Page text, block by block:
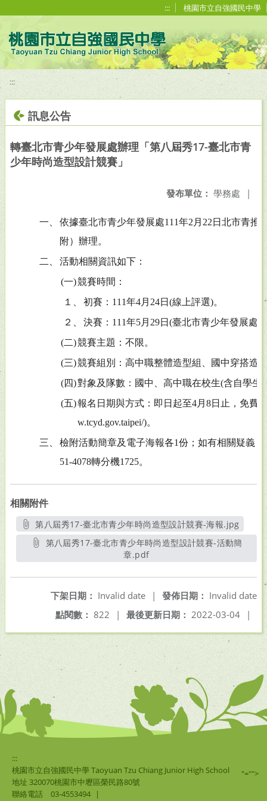
::: 桃園市立自強國民中學
:::
訊息公告
轉臺北市青少年發展處辦理「第八屆秀17-臺北市青
少年時尚造型設計競賽」
發布單位： 學務處 |
一、
依據臺北市青少年發展處111年2月22日北市青推
附）辦理。
二、
活動相關資訊如下：
(一)競賽時間：
１、
初賽：111年4月24日(線上評選)。
２、
決賽：111年5月29日(臺北市青少年發展處
(二)競賽主題：不限。
(三)競賽組別：高中職整體造型組、國中穿搭造
(四)對象及隊數：國中、高中職在校生(含自學生)
(五)報名日期與方式：即日起至4月8日止，免費
w.tcyd.gov.taipei/)。
三、
檢附活動簡章及電子海報各1份；如有相關疑義
51-4078轉分機1725。
相關附件
第八屆秀17-臺北市青少年時尚造型設計競賽-海報.jpg
另開新視窗
章.pdf另開新視窗
發佈日期： Invalid date
下架日期： Invalid date
|
最後更新日期： 2022-03-04 |
點閱數： 822 |
:::
桃園市立自強國民中學 Taoyuan Tzu Chiang Junior High School
地址 320070桃園市中壢區榮民路80號
聯絡電話
03-4553494
|
"="">